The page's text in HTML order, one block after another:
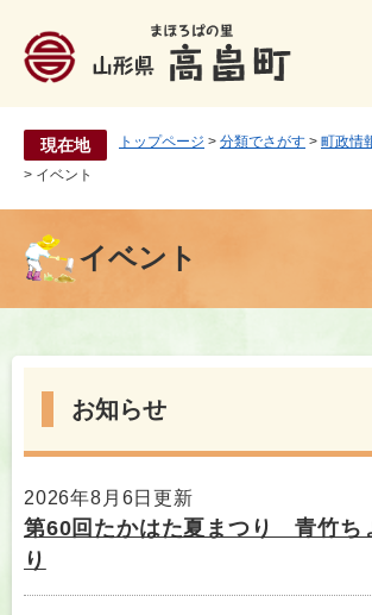
。
現在地 トップページ > 分類でさがす > 町政情
> イベント
イベント
お知らせ
2026年8月6日更新
第60回たかはた夏まつり 青竹ち
り